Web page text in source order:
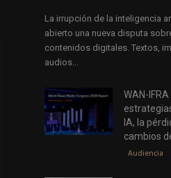
La irrupción de la inteligencia
abierto una nueva disputa
contenidos digitales. Textos,
audios...
WAN-
IA, la
cambios
Audiencia